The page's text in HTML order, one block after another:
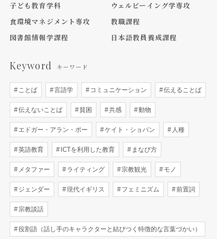
子ども教育学科
ウェルビーイング学専攻
食環境マネジメント専攻
教職課程
図書館情報学課程
日本語教員養成課程
Keyword キーワード
ことば 言語学 コミュニケーション 伝えることば
伝えないことば 貧困 共感 動物
エドガー・アラン・ポー ケイト・ショパン 人種
英語教育 ICTを利用した教育 まなび方
メタファー ライティング 宗教観光 モノ
ジェンダー 現代イギリス フェミニズム 前置詞
宗教談話
役割語（話し手のキャラクターと結びつく特徴的な言葉づかい）